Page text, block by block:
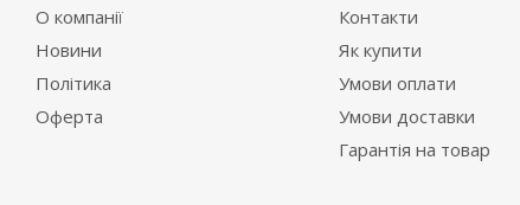
О компанії
Новини
Політика
Оферта
Контакти
Як купити
Умови оплати
Умови доставки
Гарантія на товар